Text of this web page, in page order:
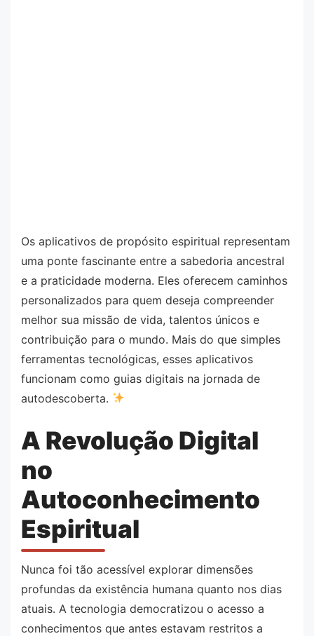
Os aplicativos de propósito espiritual representam
uma ponte fascinante entre a sabedoria ancestral
e a praticidade moderna. Eles oferecem caminhos
personalizados para quem deseja compreender
melhor sua missão de vida, talentos únicos e
contribuição para o mundo. Mais do que simples
ferramentas tecnológicas, esses aplicativos
funcionam como guias digitais na jornada de
autodescoberta.
A Revolução Digital
no
Autoconhecimento
Espiritual
Nunca foi tão acessível explorar dimensões
profundas da existência humana quanto nos dias
atuais. A tecnologia democratizou o acesso a
conhecimentos que antes estavam restritos a